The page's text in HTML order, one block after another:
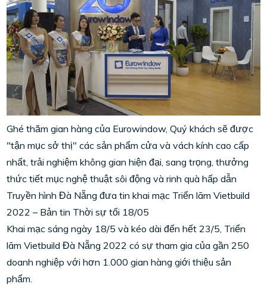
Ghé thăm gian hàng của Eurowindow, Quý khách sẽ được
"tận mục sở thị" các sản phẩm cửa và vách kính cao cấp
nhất, trải nghiệm không gian hiện đại, sang trọng, thưởng
thức tiết mục nghệ thuật sôi động và rinh quà hấp dẫn
Truyền hình Đà Nẵng đưa tin khai mạc Triển lãm Vietbuild
2022 – Bản tin Thời sự tối 18/05
Khai mạc sáng ngày 18/5 và kéo dài đến hết 23/5, Triển
lãm Vietbuild Đà Nẵng 2022 có sự tham gia của gần 250
doanh nghiệp với hơn 1.000 gian hàng giới thiệu sản
phẩm.